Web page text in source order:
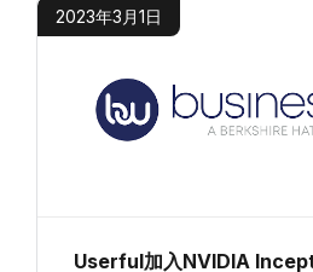
2023年3月1日
Userful加入NVIDIA